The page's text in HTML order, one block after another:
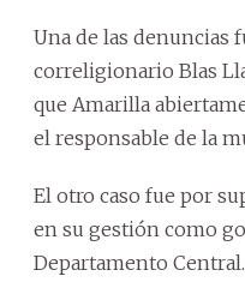
Una de las denuncias
correligionario Blas
que Amarilla
el responsable de la
El otro caso fue por
en su gestión como
Departamento Central.